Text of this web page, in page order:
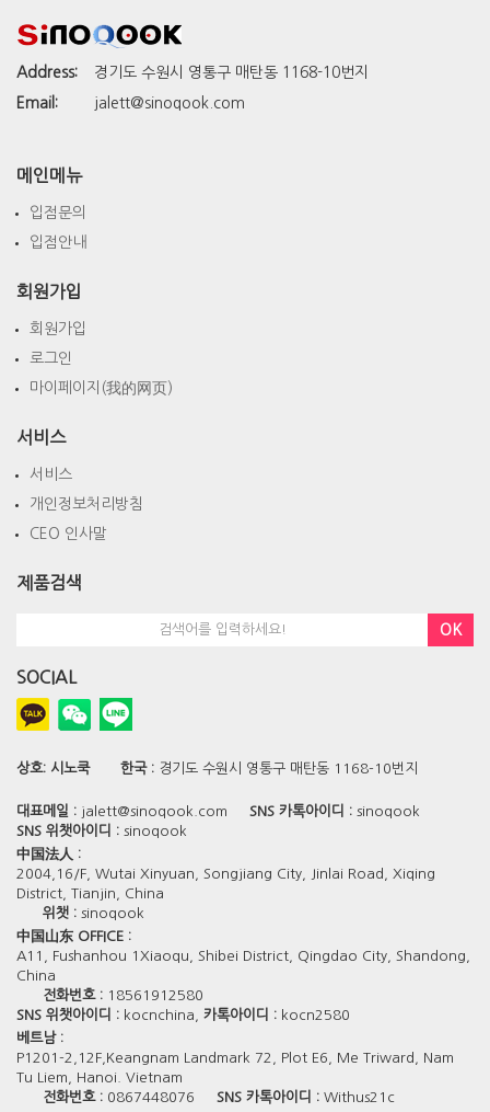
Address:
경기도 수원시 영통구 매탄동 1168-10번지
Email:
jalett@sinoqook.com
메인메뉴
입점문의
입점안내
회원가입
회원가입
로그인
마이페이지(我的网页)
서비스
서비스
개인정보처리방침
CEO 인사말
제품검색
OK
SOCIAL
상호: 시노쿡 한국 : 경기도 수원시 영통구 매탄동 1168-10번지
대표메일 : jalett@sinoqook.com SNS 카톡아이디 : sinoqook
SNS 위챗아이디 : sinoqook
中国法人 :
2004,16/F, Wutai Xinyuan, Songjiang City, Jinlai Road, Xiqing
District, Tianjin, China
위챗 : sinoqook
中国山东 OFFICE :
A11, Fushanhou 1Xiaoqu, Shibei District, Qingdao City, Shandong,
China
전화번호 : 18561912580
SNS 위챗아이디 : kocnchina, 카톡아이디 : kocn2580
베트남 :
P1201-2,12F,Keangnam Landmark 72, Plot E6, Me Triward, Nam
Tu Liem, Hanoi. Vietnam
전화번호 : 0867448076 SNS 카톡아이디 : Withus21c